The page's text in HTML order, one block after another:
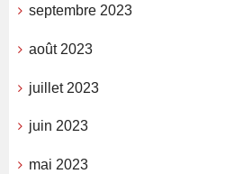
septembre 2023
août 2023
juillet 2023
juin 2023
mai 2023